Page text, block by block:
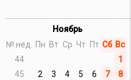
Ноябрь
№ нед.
Пн Вт Ср Чт Пт Сб Вс
44
1
45
2 3 4 5 6 7
8